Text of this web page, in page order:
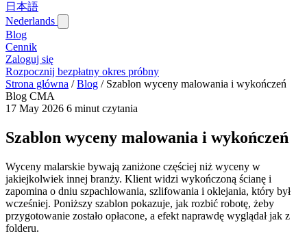
日本語
Nederlands
Blog‎
Cennik
Zaloguj się
Rozpocznij bezpłatny okres próbny
Strona główna / Blog‎ / Szablon wyceny malowania i wykończeń
Blog CMA
17 May 2026 6 minut czytania
Szablon wyceny malowania i wykończeń
Wyceny malarskie bywają zaniżone częściej niż wyceny w
jakiejkolwiek innej branży. Klient widzi wykończoną ścianę i
zapomina o dniu szpachlowania, szlifowania i oklejania, który był
wcześniej. Poniższy szablon pokazuje, jak rozbić robotę, żeby
przygotowanie zostało opłacone, a efekt naprawdę wyglądał jak z
folderu.